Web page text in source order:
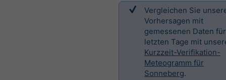
Vergleichen Sie
Vorhersagen mit
gemessenen Daten
letzten Tage mit
Kurzzeit-Verifikation-
Meteogramm für
Sonneberg.